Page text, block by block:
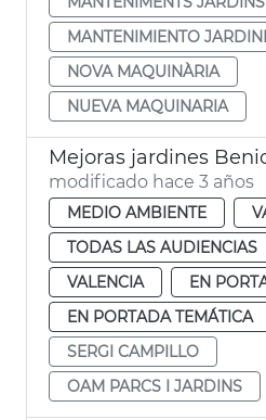
MANTENIMIENTO
NOVA MAQUINÀRIA
NUEVA MAQUINARIA
Mejoras jardines
modificado hace 3 años
MEDIO AMBIENTE
TODAS LAS AUDIENCIAS
VALENCIA
EN
EN PORTADA TEMÁTICA
SERGI CAMPILLO
OAM PARCS I JARDINS